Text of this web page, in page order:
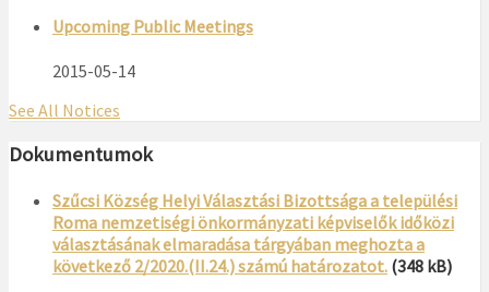
Upcoming Public Meetings
2015-05-14
See All Notices
Dokumentumok
Szűcsi Község Helyi Választási Bizottsága a települési
Roma nemzetiségi önkormányzati képviselők időközi
választásának elmaradása tárgyában meghozta a
következő 2/2020.(II.24.) számú határozatot. (348 kB)